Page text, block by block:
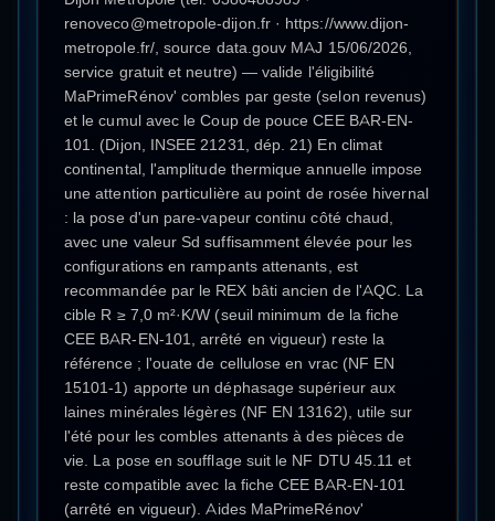
renoveco@metropole-dijon.fr · https://www.dijon-
metropole.fr/, source data.gouv MAJ 15/06/2026,
service gratuit et neutre) — valide l'éligibilité
MaPrimeRénov' combles par geste (selon revenus)
et le cumul avec le Coup de pouce CEE BAR-EN-
101. (Dijon, INSEE 21231, dép. 21) En climat
continental, l'amplitude thermique annuelle impose
une attention particulière au point de rosée hivernal
: la pose d'un pare-vapeur continu côté chaud,
avec une valeur Sd suffisamment élevée pour les
configurations en rampants attenants, est
recommandée par le REX bâti ancien de l'AQC. La
cible R ≥ 7,0 m²·K/W (seuil minimum de la fiche
CEE BAR-EN-101, arrêté en vigueur) reste la
référence ; l'ouate de cellulose en vrac (NF EN
15101-1) apporte un déphasage supérieur aux
laines minérales légères (NF EN 13162), utile sur
l'été pour les combles attenants à des pièces de
vie. La pose en soufflage suit le NF DTU 45.11 et
reste compatible avec la fiche CEE BAR-EN-101
(arrêté en vigueur). Aides MaPrimeRénov'